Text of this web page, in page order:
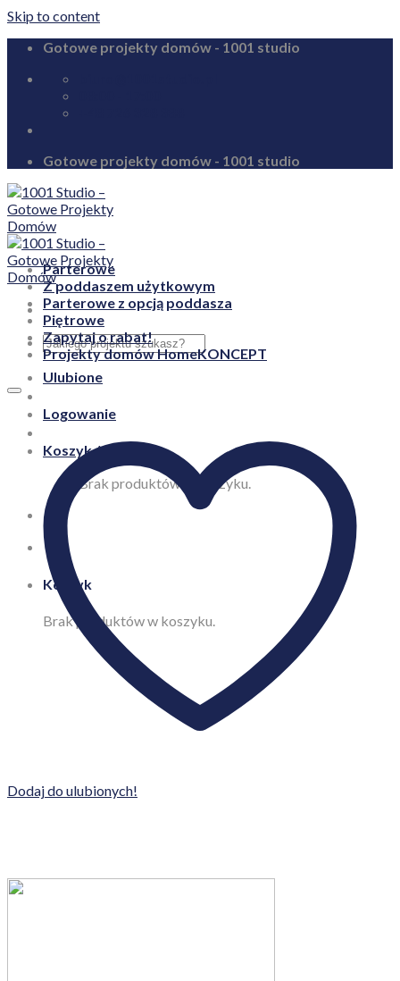
Skip to content
Gotowe projekty domów - 1001 studio
Gotowe projekty domów - 1001 studio
Ulubione
Logowanie
Koszyk /0,00
Brak produktów w koszyku.
Koszyk
Brak produktów w koszyku.
Parterowe
Z poddaszem użytkowym
Parterowe z opcją poddasza
Piętrowe
Zapytaj o rabat!
Projekty domów HomeKONCEPT
Dodaj do ulubionych!